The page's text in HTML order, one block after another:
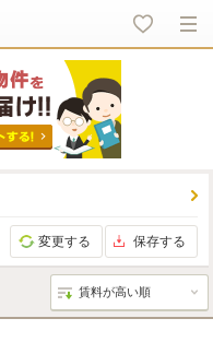
変更する 保存する